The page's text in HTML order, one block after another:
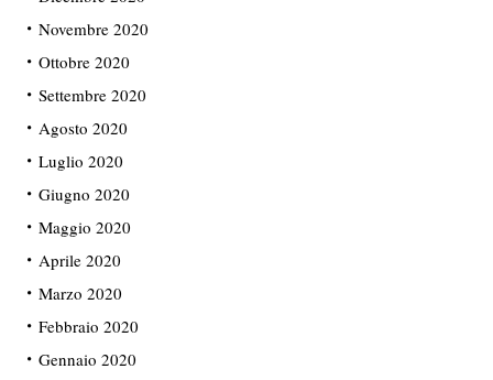
Novembre 2020
Ottobre 2020
Settembre 2020
Agosto 2020
Luglio 2020
Giugno 2020
Maggio 2020
Aprile 2020
Marzo 2020
Febbraio 2020
Gennaio 2020